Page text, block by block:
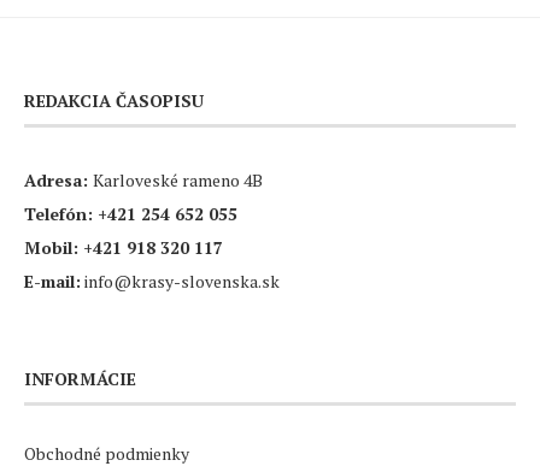
REDAKCIA ČASOPISU
Adresa: Karloveské rameno 4B
Telefón: +421 254 652 055
Mobil: +421 918 320 117
E-mail: info@krasy-slovenska.sk
INFORMÁCIE
Obchodné podmienky